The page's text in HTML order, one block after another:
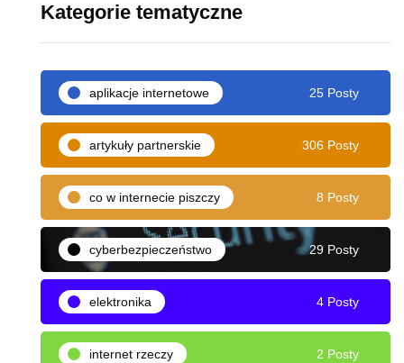
Kategorie tematyczne
aplikacje internetowe 25 Posty
artykuły partnerskie 306 Posty
co w internecie piszczy 8 Posty
cyberbezpieczeństwo 29 Posty
elektronika 4 Posty
internet rzeczy 2 Posty